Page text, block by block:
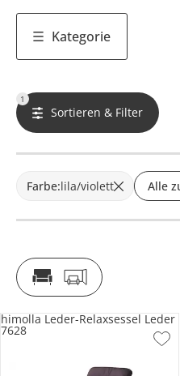
Kategorie
1
Sortieren & Filter
Farbe:lila/violett Alle
himolla Leder-Relaxsessel Leder
7628